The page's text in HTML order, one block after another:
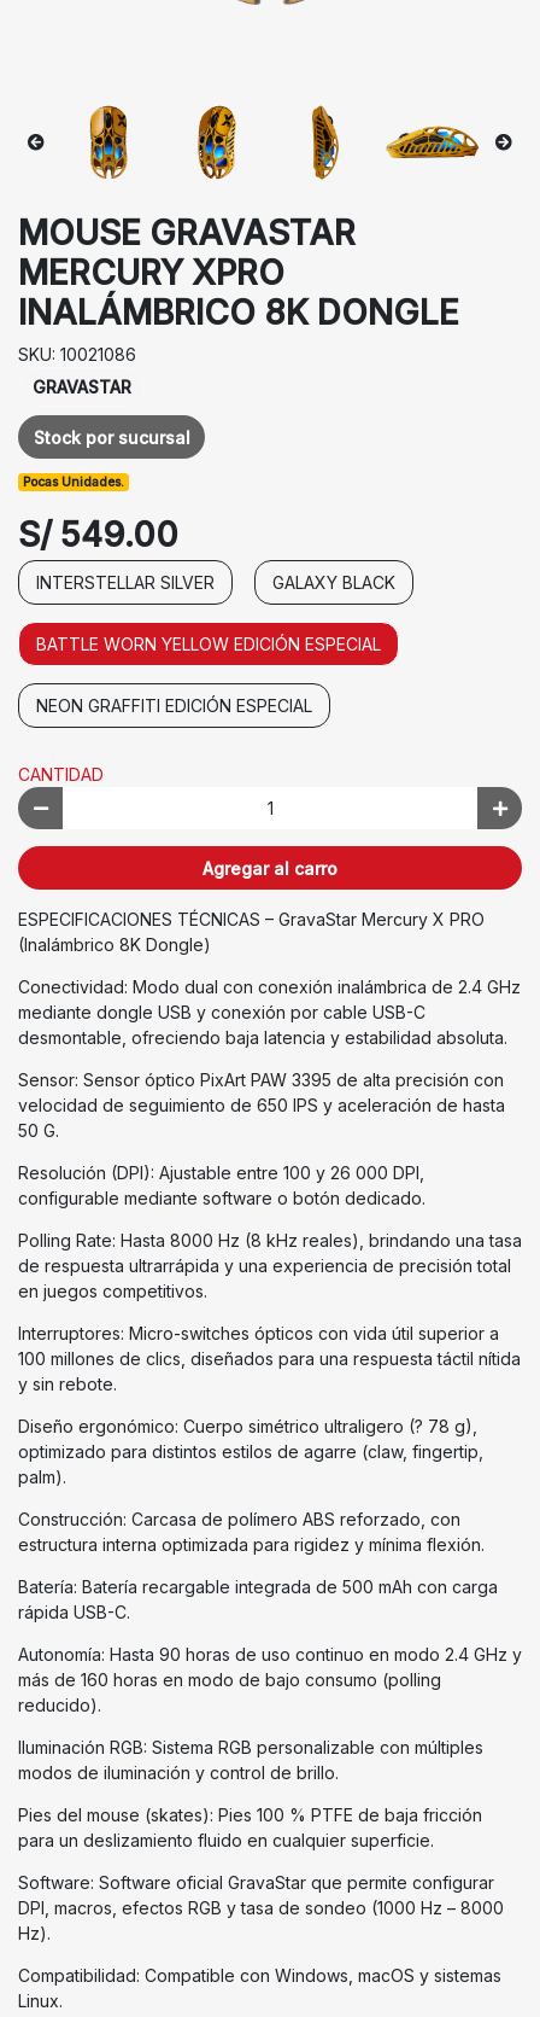
MOUSE GRAVASTAR
MERCURY XPRO
INALÁMBRICO 8K DONGLE
SKU: 10021086
GRAVASTAR
Stock por sucursal
Pocas Unidades.
S/ 549.00
INTERSTELLAR SILVER GALAXY BLACK
BATTLE WORN YELLOW EDICIÓN ESPECIAL
NEON GRAFFITI EDICIÓN ESPECIAL
CANTIDAD
Agregar al carro
ESPECIFICACIONES TÉCNICAS – GravaStar Mercury X PRO
(Inalámbrico 8K Dongle)
Conectividad: Modo dual con conexión inalámbrica de 2.4 GHz
mediante dongle USB y conexión por cable USB-C
desmontable, ofreciendo baja latencia y estabilidad absoluta.
Sensor: Sensor óptico PixArt PAW 3395 de alta precisión con
velocidad de seguimiento de 650 IPS y aceleración de hasta
50 G.
Resolución (DPI): Ajustable entre 100 y 26 000 DPI,
configurable mediante software o botón dedicado.
Polling Rate: Hasta 8000 Hz (8 kHz reales), brindando una tasa
de respuesta ultrarrápida y una experiencia de precisión total
en juegos competitivos.
Interruptores: Micro-switches ópticos con vida útil superior a
100 millones de clics, diseñados para una respuesta táctil nítida
y sin rebote.
Diseño ergonómico: Cuerpo simétrico ultraligero (? 78 g),
optimizado para distintos estilos de agarre (claw, fingertip,
palm).
Construcción: Carcasa de polímero ABS reforzado, con
estructura interna optimizada para rigidez y mínima flexión.
Batería: Batería recargable integrada de 500 mAh con carga
rápida USB-C.
Autonomía: Hasta 90 horas de uso continuo en modo 2.4 GHz y
más de 160 horas en modo de bajo consumo (polling
reducido).
Iluminación RGB: Sistema RGB personalizable con múltiples
modos de iluminación y control de brillo.
Pies del mouse (skates): Pies 100 % PTFE de baja fricción
para un deslizamiento fluido en cualquier superficie.
Software: Software oficial GravaStar que permite configurar
DPI, macros, efectos RGB y tasa de sondeo (1000 Hz – 8000
Hz).
Compatibilidad: Compatible con Windows, macOS y sistemas
Linux.